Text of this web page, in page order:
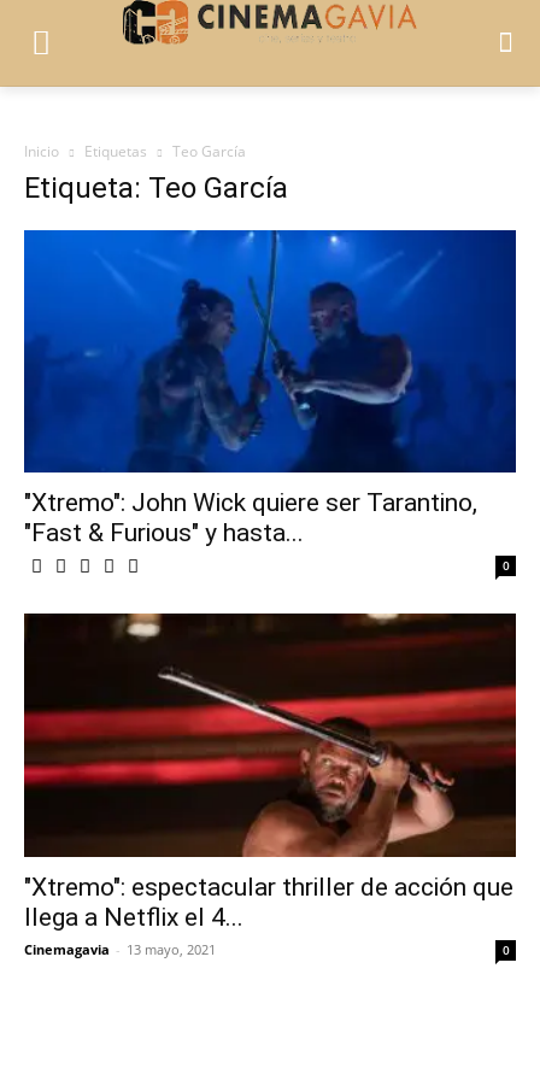
Inicio Etiquetas Teo García
Etiqueta: Teo García
"Xtremo": John Wick quiere ser Tarantino,
"Fast & Furious" y hasta...
0
"Xtremo": espectacular thriller de acción que
llega a Netflix el 4...
Cinemagavia - 13 mayo, 2021 0